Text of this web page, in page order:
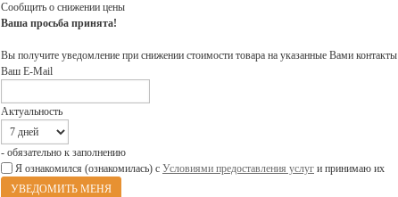
Сообщить о снижении цены
Ваша просьба принята!
Вы получите уведомление при снижении стоимости товара на указанные Вами контакты
Ваш E-Mail
Актуальность
- обязательно к заполнению
Я ознакомился (ознакомилась) с Условиями предоставления услуг и принимаю их